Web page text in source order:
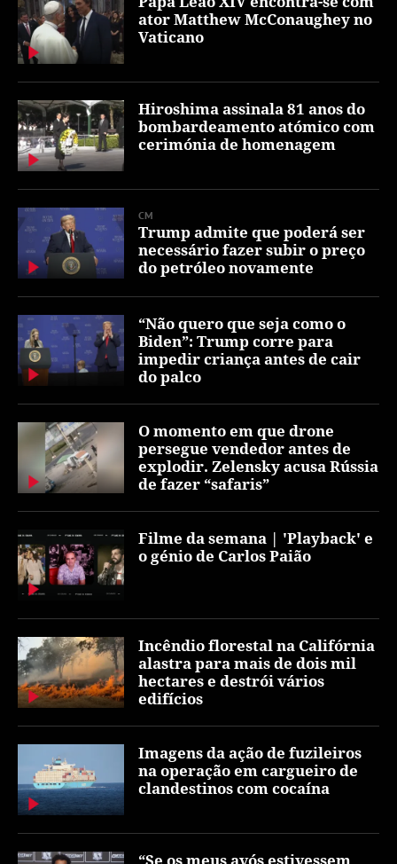
ator Matthew McConaughey no
Vaticano
Hiroshima assinala 81 anos do
bombardeamento atómico com
cerimónia de homenagem
CM
Trump admite que poderá ser
necessário fazer subir o preço
do petróleo novamente
“Não quero que seja como o
Biden”: Trump corre para
impedir criança antes de cair
do palco
O momento em que drone
persegue vendedor antes de
explodir. Zelensky acusa Rússia
de fazer “safaris”
Filme da semana | 'Playback' e
o génio de Carlos Paião
Incêndio florestal na Califórnia
alastra para mais de dois mil
hectares e destrói vários
edifícios
Imagens da ação de fuzileiros
na operação em cargueiro de
clandestinos com cocaína
“Se os meus avós estivessem